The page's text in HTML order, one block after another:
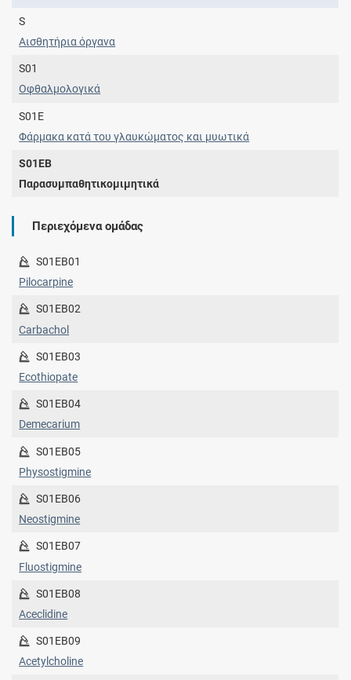
S
Αισθητήρια όργανα
S01
Οφθαλμολογικά
S01E
Φάρμακα κατά του γλαυκώματος και μυωτικά
S01EB
Παρασυμπαθητικομιμητικά
Περιεχόμενα ομάδας
S01EB01
Pilocarpine
S01EB02
Carbachol
S01EB03
Ecothiopate
S01EB04
Demecarium
S01EB05
Physostigmine
S01EB06
Neostigmine
S01EB07
Fluostigmine
S01EB08
Aceclidine
S01EB09
Acetylcholine